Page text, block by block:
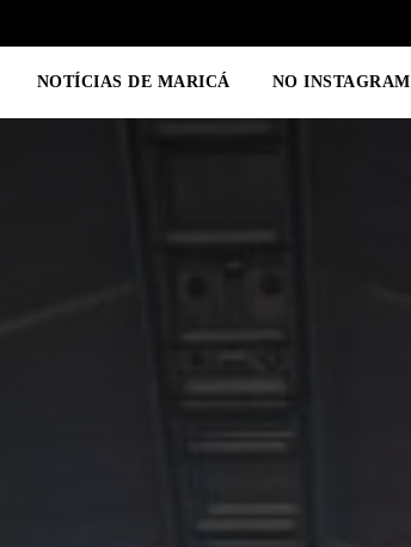
NOTÍCIAS DE MARICÁ NO INSTAGRAM